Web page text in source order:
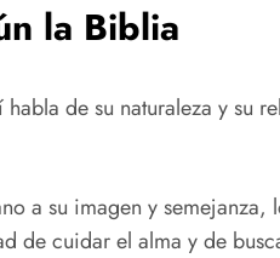
la Biblia
de su naturaleza y
a su imagen y
de cuidar el alma y de